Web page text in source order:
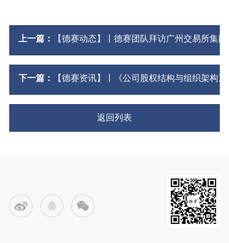
上一篇： 【德赛动态】丨德赛团队拜访广州交易所集
下一篇： 【德赛资讯】丨《公司股权结构与组织架构
返回列表